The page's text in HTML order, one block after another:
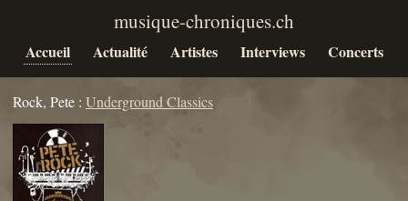
Accueil Actualité Artistes Interviews Concerts
Rock, Pete : Underground Classics